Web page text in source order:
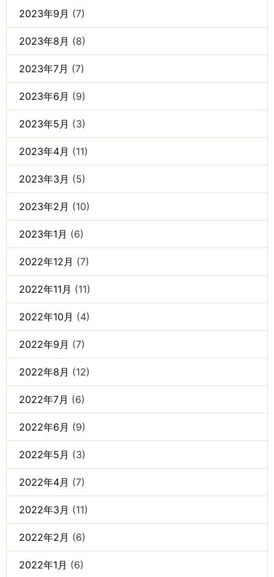
2023年9月 (7)
2023年8月 (8)
2023年7月 (7)
2023年6月 (9)
2023年5月 (3)
2023年4月 (11)
2023年3月 (5)
2023年2月 (10)
2023年1月 (6)
2022年12月 (7)
2022年11月 (11)
2022年10月 (4)
2022年9月 (7)
2022年8月 (12)
2022年7月 (6)
2022年6月 (9)
2022年5月 (3)
2022年4月 (7)
2022年3月 (11)
2022年2月 (6)
2022年1月 (6)